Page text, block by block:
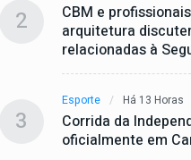
2
CBM e
arquitetura
relacionadas à
3
Esporte Há 13 Horas
Corrida da
oficialmente em